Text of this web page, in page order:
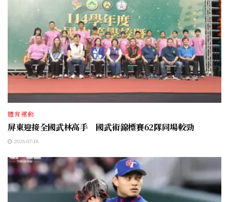
體育運動
屏東迎接全國武林高手 國武術錦標賽62隊同場較勁
2026-07-18